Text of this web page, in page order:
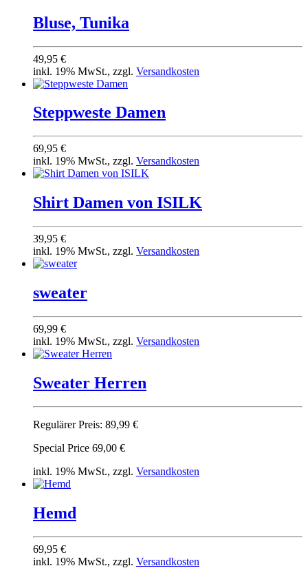
Bluse, Tunika
49,95 €
inkl. 19% MwSt., zzgl. Versandkosten
Steppweste Damen
69,95 €
inkl. 19% MwSt., zzgl. Versandkosten
Shirt Damen von ISILK
39,95 €
inkl. 19% MwSt., zzgl. Versandkosten
sweater
69,99 €
inkl. 19% MwSt., zzgl. Versandkosten
Sweater Herren
Regulärer Preis: 89,99 €
Special Price 69,00 €
inkl. 19% MwSt., zzgl. Versandkosten
Hemd
69,95 €
inkl. 19% MwSt., zzgl. Versandkosten